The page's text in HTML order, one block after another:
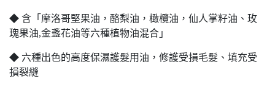
◆ 含「摩洛哥堅果油，酪梨油，橄欖油，仙人掌籽油、玫
瑰果油,金盞花油等六種植物油混合」
◆ 六種出色的高度保濕護髮用油，修護受損毛髮、填充受
損裂縫